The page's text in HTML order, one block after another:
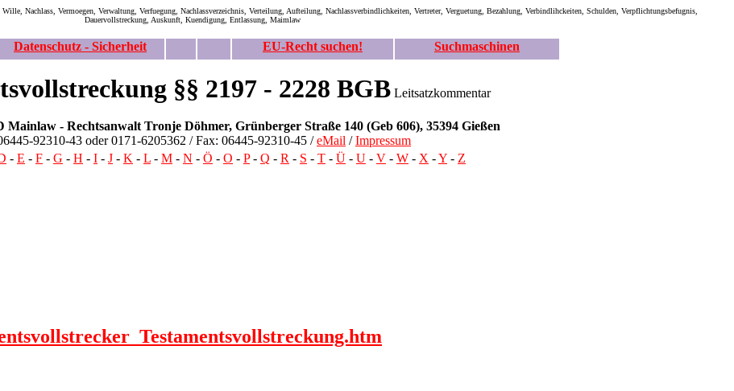
Nachlass, Vermoegen, Verwaltung, Verfuegung, Nachlassverzeichnis, Verteilung, Aufteilung, Nachlassverbindlichkeiten, Vertreter, Verguetung, Bezahlung, Verbindlihckeiten, Schulden, Verpflichtungsbefugnis,
Dauervollstreckung, Auskunft, Kuendigung, Entlassung, Maimlaw
Datenschutz - Sicherheit EU-Recht suchen! Suchmaschinen
§§ 2197 - 2228 BGBLeitsatzkommentar
Mainlaw - Rechtsanwalt TronjeDöhmer, Grünberger Straße 140 (Geb 606), 35394 Gießen
92310-43 oder 0171-6205362 / Fax: 06445-92310-45 /eMail /Impressum
- E - F - G - H - I - J - K - L - M - N - Ö - O - P- Q - R - S - T - Ü - U - V - W - X -Y - Z